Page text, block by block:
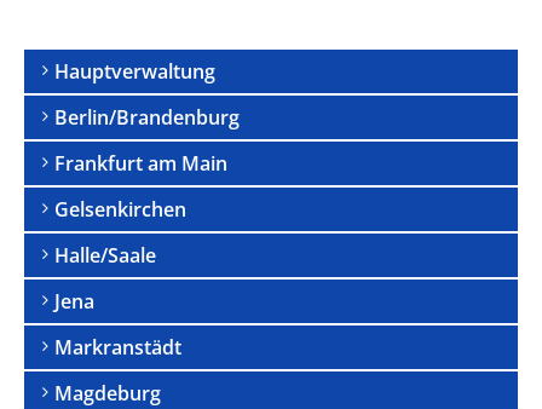
Navigation
überspringen
Hauptverwaltung
Berlin/Brandenburg
Frankfurt am Main
Gelsenkirchen
Halle/Saale
Jena
Markranstädt
Magdeburg